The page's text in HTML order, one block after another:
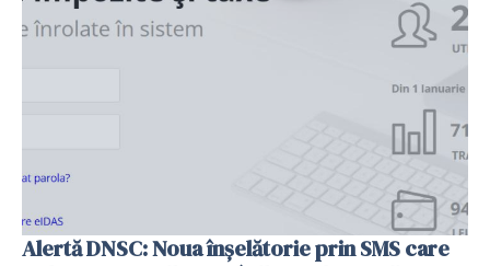
Alertă DNSC: Noua înșelătorie prin SMS care